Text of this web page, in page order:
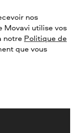
nos
Movavi utilise vos
notre Politique de
que vous